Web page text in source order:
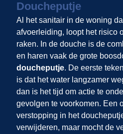
Doucheputje
Al het sanitair in de woning
afvoerleiding, loopt het risico
raken. In de douche is de
en haren vaak de grote
doucheputje. De eerste
is dat het water langzamer
dan is het tijd om actie te
gevolgen te voorkomen. Een
verstopping in het
verwijderen, maar mocht de